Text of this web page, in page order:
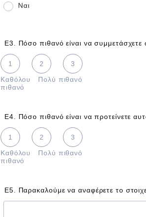
Ναι
Ε3. Πόσο πιθανό είναι να
Καθόλου
πιθανό
1
2
Πολύ πιθανό
3
1 is Καθόλου πιθανό, 3 is Πολύ πιθανό
Ε4. Πόσο πιθανό είναι να προτείνετε
Καθόλου
πιθανό
1
2
Πολύ πιθανό
3
1 is Καθόλου πιθανό, 3 is Πολύ πιθανό
Ε5. Παρακαλούμε να αναφέρετε το